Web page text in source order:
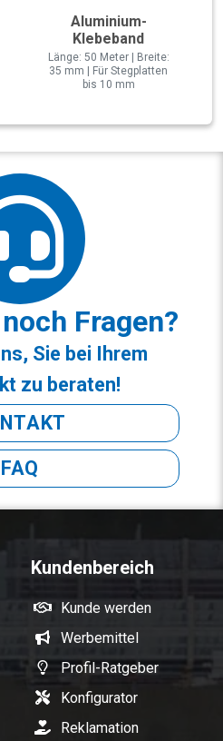
Aluminium-
Klebeband
Länge: 50 Meter | Breite:
35 mm | Für Stegplatten
bis 10 mm
Fragen?
Sie bei Ihrem
zu beraten!
FAQ
Kundenbereich
Kunde werden
Werbemittel
Profil-Ratgeber
Konfigurator
Reklamation